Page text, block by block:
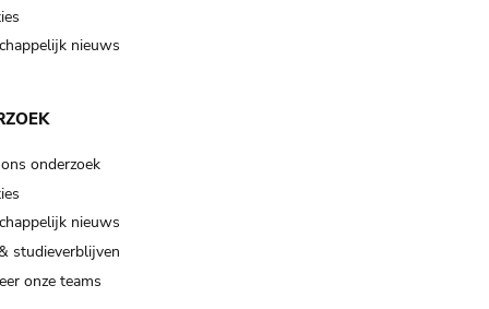
nieuws
onderzoek
nieuws
studieverblijven
onze teams